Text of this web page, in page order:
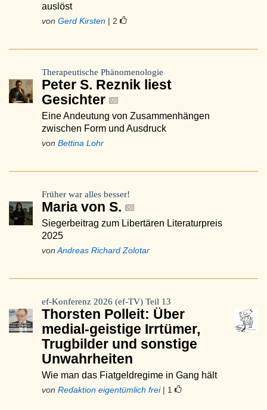
auslöst
von Gerd Kirsten | 2
Therapeutische Phänomenologie
Peter S. Reznik liest
Gesichter
Eine Andeutung von Zusammenhängen
zwischen Form und Ausdruck
von Bettina Lohr
Früher war alles besser!
Maria von S.
Siegerbeitrag zum Libertären Literaturpreis
2025
von Andreas Richard Zolotar
ef-Konferenz 2026 (ef-TV) Teil 13
Thorsten Polleit: Über
medial-geistige Irrtümer,
Trugbilder und sonstige
Unwahrheiten
Wie man das Fiatgeldregime in Gang hält
von Redaktion eigentümlich frei| 1